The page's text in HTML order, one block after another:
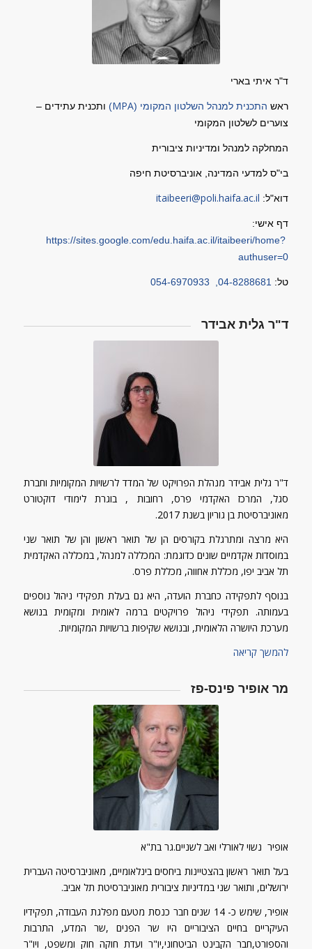
ד"ר איתי בארי
ראש התכנית למנהל השלטון המקומי (MPA
)ותכנית עתידים –
צוערים לשלטון המקומי
המחלקה למנהל ומדיניות ציבורית
בי"ס למדעי המדינה, אוניברסיטת חיפה
דוא"ל: itaibeeri@poli.haifa.ac.il
דף אישי:
https://sites.google.com/edu.haifa.ac.il/itaibeeri/home?
authuser=0
טל: 04-8288681
,
054-6970933
ד"ר גלית אבידר
ד"ר גלית אבידר מנהלת הפרויקט של המדד לרשויות המקומיות וחברת
סגל, המרכז האקדמי פרס, רחובות , בוגרת לימודי דוקטורט
מאוניברסיטת בן גוריון בשנת 2017.
היא מרצה ומתרגלת בקורסים הן של תואר ראשון והן של תואר שני
במוסדות אקדמיים שונים כדוגמת: המכללה למנהל, במכללה האקדמית
תל אביב יפו, מכללת אחווה, מכללת פרס.
בנוסף לתפקידה כחברת הועדה, היא גם בעלת תפקידי ניהול נוספים
בעמותה. תפקידי ניהול פרויקטים ברמה לאומית ומקומית בנושא
מערכת היושרה הלאומית, ובנושא שקיפות ברשויות המקומיות.
להמשך קריאה
מר אופיר פינס-פז
אופיר נשוי לאורלי ואב לשניים.גר בת"א
בעל תואר ראשון בהצטיינות ביחסים בינלאומיים, מאוניברסיטה העברית
ירושלים, ותואר שני במדיניות ציבורית מאוניברסיטת תל אביב.
אופיר, שימש כ- 14 שנים חבר כנסת מטעם מפלגת העבודה, תפקידיו
העיקריים בחיים הציבוריים היו שר הפנים ,שר המדע, התרבות
והספורט,חבר הקבינט הביטחוני,יו"ר ועדת חוקה חוק ומשפט, ויו"ר